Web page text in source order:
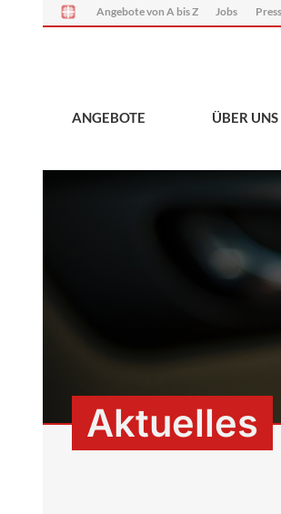
Angebote von A bis Z Jobs
ANGEBOTE ÜBER UNS
Aktuelles